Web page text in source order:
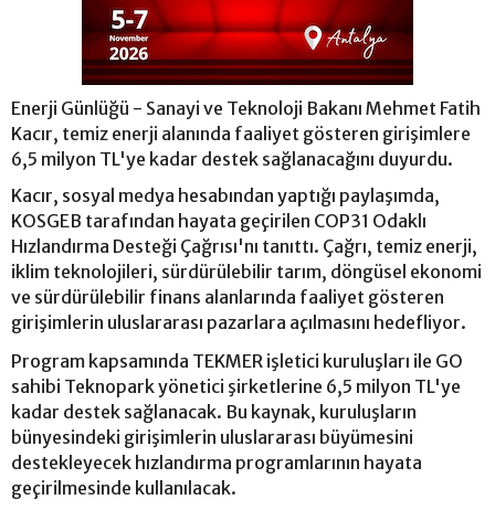
Enerji Günlüğü - Sanayi ve Teknoloji Bakanı Mehmet Fatih
Kacır, temiz enerji alanında faaliyet gösteren girişimlere
6,5 milyon TL'ye kadar destek sağlanacağını duyurdu.
Kacır, sosyal medya hesabından yaptığı paylaşımda,
KOSGEB tarafından hayata geçirilen COP31 Odaklı
Hızlandırma Desteği Çağrısı'nı tanıttı. Çağrı, temiz enerji,
iklim teknolojileri, sürdürülebilir tarım, döngüsel ekonomi
ve sürdürülebilir finans alanlarında faaliyet gösteren
girişimlerin uluslararası pazarlara açılmasını hedefliyor.
Program kapsamında TEKMER işletici kuruluşları ile GO
sahibi Teknopark yönetici şirketlerine 6,5 milyon TL'ye
kadar destek sağlanacak. Bu kaynak, kuruluşların
bünyesindeki girişimlerin uluslararası büyümesini
destekleyecek hızlandırma programlarının hayata
geçirilmesinde kullanılacak.